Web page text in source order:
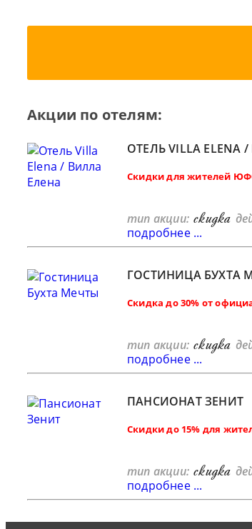
Акции по отелям:
ОТЕЛЬ VILLA
Скидки для жителей
тип акции: скидка
подробнее ...
ГОСТИНИЦА БУХТА
Скидка до 30% от
тип акции: скидка
подробнее ...
ПАНСИОНАТ ЗЕНИТ
Скидки до 15% для
тип акции: скидка
подробнее ...